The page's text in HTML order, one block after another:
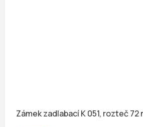
Zámek zadlabací K 051, rozteč 72